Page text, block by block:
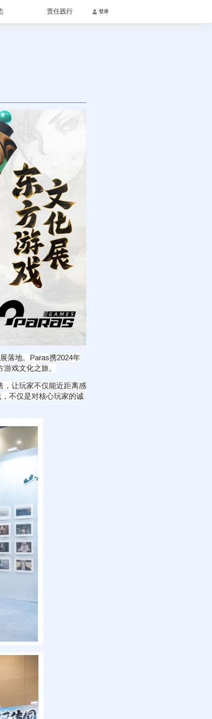
责任践行 登录
落地。Paras携2024年
戏文化之旅。
，让玩家不仅能近距离感
不仅是对核心玩家的诚